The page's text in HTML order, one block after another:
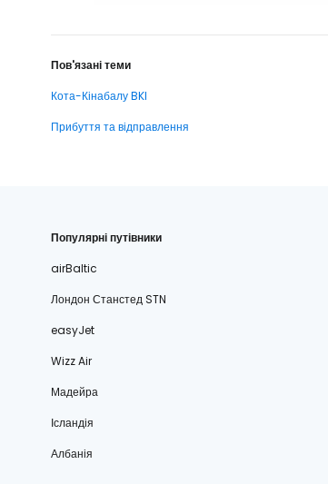
Пов'язані теми
Кота-Кінабалу BKI
Прибуття та відправлення
Популярні путівники
airBaltic
Лондон Станстед STN
easyJet
Wizz Air
Мадейра
Ісландія
Албанія